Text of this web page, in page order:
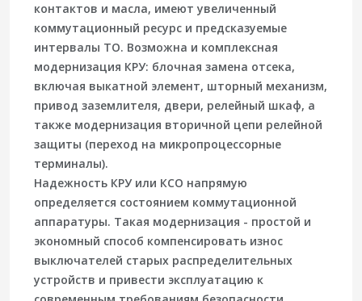
контактов и масла, имеют увеличенный
коммутационный ресурс и предсказуемые
интервалы ТО. Возможна и комплексная
модернизация КРУ: блочная замена отсека,
включая выкатной элемент, шторный механизм,
привод заземлителя, двери, релейный шкаф, а
также модернизация вторичной цепи релейной
защиты (переход на микропроцессорные
терминалы).
Надежность КРУ или КСО напрямую
определяется состоянием коммутационной
аппаратуры. Такая модернизация - простой и
экономный способ компенсировать износ
выключателей старых распределительных
устройств и привести эксплуатацию к